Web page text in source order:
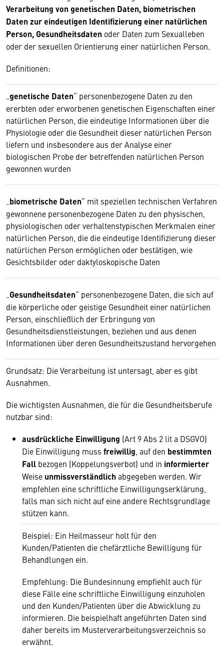
Verarbeitung von genetischen Daten, biometrischen
Daten zur eindeutigen Identifizierung einer natürlichen
Person, Gesundheitsdaten oder Daten zum Sexualleben
oder der sexuellen Orientierung einer natürlichen Person.
Definitionen:
genetische Daten“ personenbezogene Daten zu den
ererbten oder erworbenen genetischen Eigenschaften einer
natürlichen Person, die eindeutige Informationen über die
Physiologie oder die Gesundheit dieser natürlichen Person
liefern und insbesondere aus der Analyse einer
biologischen Probe der betreffenden natürlichen Person
gewonnen wurden
biometrische Daten“ mit speziellen technischen Verfahren
gewonnene personenbezogene Daten zu den physischen,
physiologischen oder verhaltenstypischen Merkmalen einer
natürlichen Person, die die eindeutige Identifizierung dieser
natürlichen Person ermöglichen oder bestätigen, wie
Gesichtsbilder oder daktyloskopische Daten
Gesundheitsdaten“ personenbezogene Daten, die sich auf
die körperliche oder geistige Gesundheit einer natürlichen
Person, einschließlich der Erbringung von
Gesundheitsdienstleistungen, beziehen und aus denen
Informationen über deren Gesundheitszustand hervorgehen
Grundsatz: Die Verarbeitung ist untersagt, aber es gibt
Ausnahmen.
Die wichtigsten Ausnahmen, die für die Gesundheitsberufe
nutzbar sind:
ausdrückliche Einwilligung (Art 9 Abs 2 lit a DSGVO)
Die Einwilligung muss freiwillig , auf den bestimmten
Fall bezogen (Koppelungsverbot) und in informierter
Weise unmissverständlich abgegeben werden. Wir
empfehlen eine schriftliche Einwilligungserklärung,
falls man sich nicht auf eine andere Rechtsgrundlage
stützen kann.
Beispiel: Ein Heilmasseur holt für den
Kunden/Patienten die chefärztliche Bewilligung für
Behandlungen ein.
Empfehlung: Die Bundesinnung empfiehlt auch für
diese Fälle eine schriftliche Einwilligung einzuholen
und den Kunden/Patienten über die Abwicklung zu
informieren. Die beispielhaft angeführten Daten sind
daher bereits im Musterverarbeitungsverzeichnis so
erwähnt.